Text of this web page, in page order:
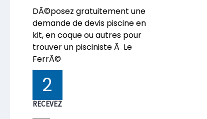
DÃ©posez gratuitement une
demande de devis piscine en
kit, en coque ou autres pour
trouver un pisciniste Ã Le
FerrÃ©
2
RECEVEZ